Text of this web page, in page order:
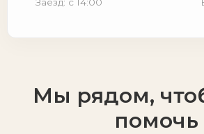
Мы рядом,
помочь